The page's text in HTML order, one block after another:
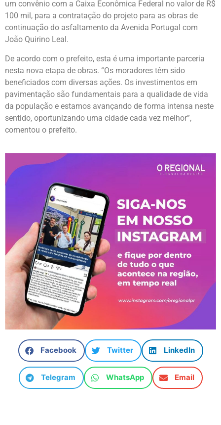
um convênio com a Caixa Econômica Federal no valor de R$
100 mil, para a contratação do projeto para as obras de
continuação do asfaltamento da Avenida Portugal com
João Quirino Leal.
De acordo com o prefeito, esta é uma importante parceria
nesta nova etapa de obras. “Os moradores têm sido
beneficiados com diversas ações. Os investimentos em
pavimentação são fundamentais para a qualidade de vida
da população e estamos avançando de forma intensa neste
sentido, oportunizando uma cidade cada vez melhor”,
comentou o prefeito.
Facebook Twitter LinkedIn
Telegram WhatsApp Email